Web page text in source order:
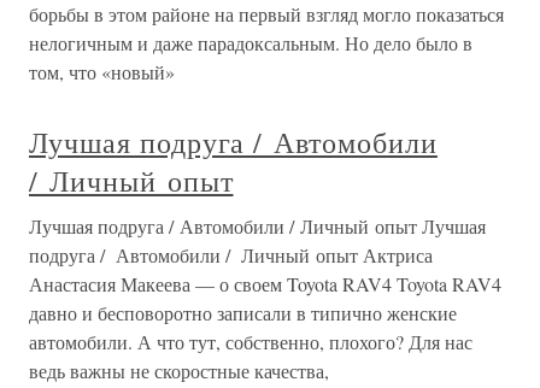
борьбы в этом районе на первый взгляд могло показаться
нелогичным и даже парадоксальным. Но дело было в
том, что «новый»
Лучшая подруга / Автомобили
/ Личный опыт
Лучшая подруга / Автомобили / Личный опыт Лучшая
подруга / Автомобили / Личный опыт Актриса
Анастасия Макеева — о своем Toyota RAV4 Toyota RAV4
давно и бесповоротно записали в типично женские
автомобили. А что тут, собственно, плохого? Для нас
ведь важны не скоростные качества,